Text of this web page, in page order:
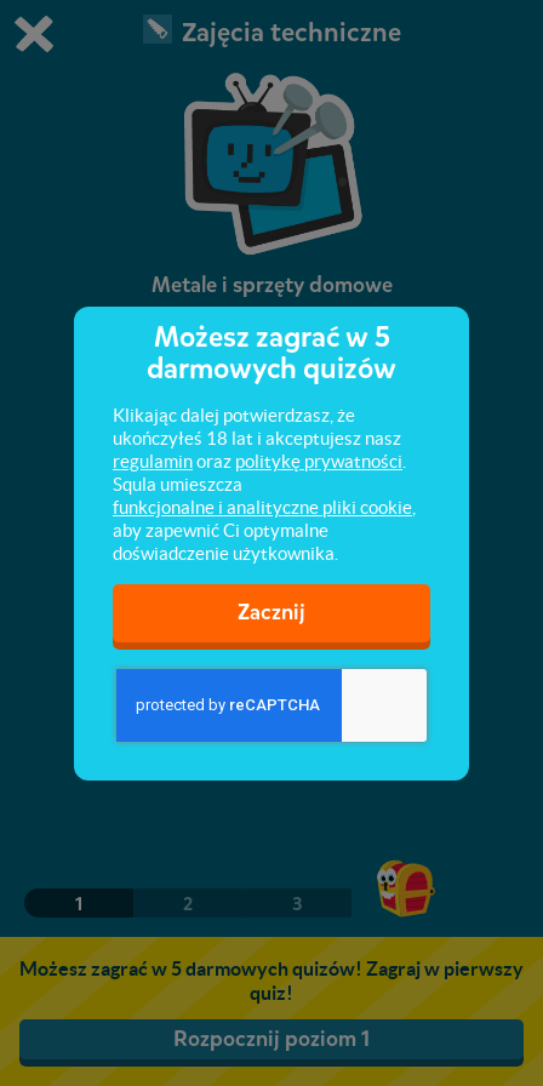
Grasz w wersję demonstracyjną Squli
Kup teraz!
0
Zajęcia techniczne
Metale i sprzęty domowe
Prąd elektryczny, przewodnictwo,
metaloznawstwo i elektrotechnika.
1 2 3
Możesz zagrać w 5 darmowych quizów! Zagraj w pierwszy
quiz!
Rozpocznij poziom 1
Możesz zagrać w 5
darmowych quizów
Klikając dalej potwierdzasz, że
ukończyłeś 18 lat i akceptujesz nasz
regulaminoraz politykę prywatności
Squla umieszcza
funkcjonalne i analityczne pliki cookie
aby zapewnić Ci optymalne
doświadczenie użytkownika.
Zacznij